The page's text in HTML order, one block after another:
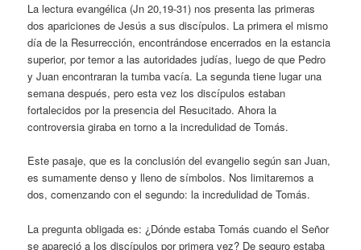
La lectura evangélica (Jn 20,19-31) nos presenta las primeras
dos apariciones de Jesús a sus discípulos. La primera el mismo
día de la Resurrección, encontrándose encerrados en la estancia
superior, por temor a las autoridades judías, luego de que Pedro
y Juan encontraran la tumba vacía. La segunda tiene lugar una
semana después, pero esta vez los discípulos estaban
fortalecidos por la presencia del Resucitado. Ahora la
controversia giraba en torno a la incredulidad de Tomás.
Este pasaje, que es la conclusión del evangelio según san Juan,
es sumamente denso y lleno de símbolos. Nos limitaremos a
dos, comenzando con el segundo: la incredulidad de Tomás.
La pregunta obligada es: ¿Dónde estaba Tomás cuando el Señor
se apareció a los discípulos por primera vez? De seguro estaba